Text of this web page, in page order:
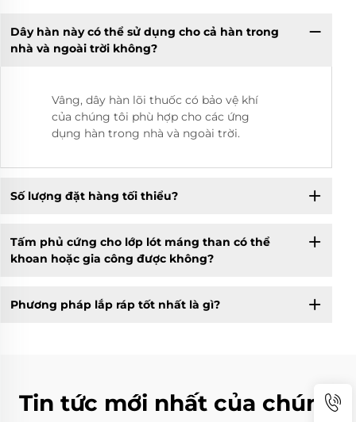
Dây hàn này có thể sử dụng cho cả hàn trong
nhà và ngoài trời không?
Vâng, dây hàn lõi thuốc có bảo vệ khí
của chúng tôi phù hợp cho các ứng
dụng hàn trong nhà và ngoài trời.
Số lượng đặt hàng tối thiểu?
Tấm phủ cứng cho lớp lót máng than có thể
khoan hoặc gia công được không?
Phương pháp lắp ráp tốt nhất là gì?
Tin tức mới nhất của chúng